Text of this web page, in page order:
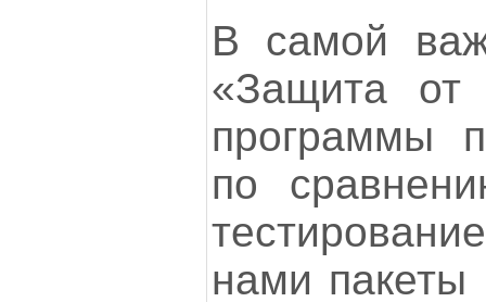
В самой
«Защита
программы
по
нами пакеты